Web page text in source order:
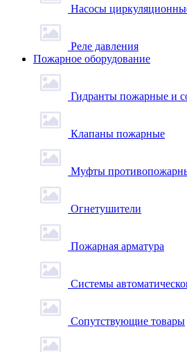
Насосы
Реле давления
Пожарное оборудование
Гидранты пожарные и
Клапаны пожарные
Муфты
Огнетушители
Пожарная арматура
Системы
Сопутствующие товары